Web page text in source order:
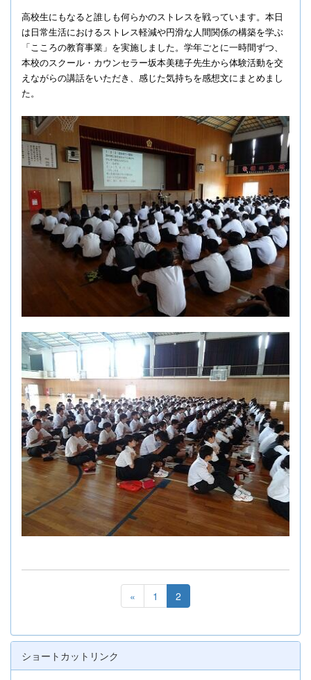
高校生にもなると誰しも何らかのストレスを戦っています。本日
は日常生活におけるストレス軽減や円滑な人間関係の構築を学ぶ
「こころの教育事業」を実施しました。学年ごとに一時間ずつ、
本校のスクール・カウンセラー坂本美穂子先生から体験活動を交
えながらの講話をいただき、感じた気持ちを感想文にまとめまし
た。
« 1 2
ショートカットリンク